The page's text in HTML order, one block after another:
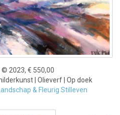
© 2023, € 550,00
| Olieverf | Op doek
& Fleurig Stilleven